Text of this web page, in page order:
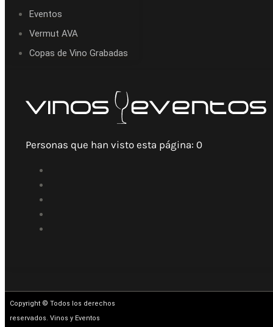
Eventos
Vermut AVA
Copas de Vino Grabadas
Personas que han visto esta página: 0
Copyright © Todos los derechos
reservados. Vinos y Eventos